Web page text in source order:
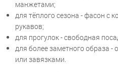
манжетами;
для тёплого сезона - фасон с
рукавов;
для прогулок - свободная
для более заметного образа
или завязками.